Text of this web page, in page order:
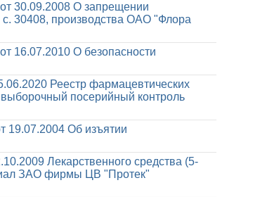
30.09.2008 О запрещении
30408, производства ОАО "Флора
16.07.2010 О безопасности
Реестр фармацевтических
посерийный контроль
19.07.2004 Об изъятии
Лекарственного средства (5-
ЗАО фирмы ЦВ "Протек"